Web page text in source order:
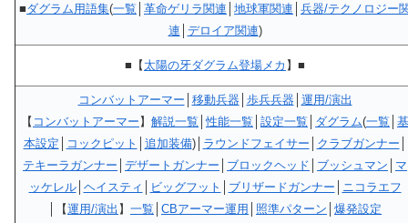
■ダグラム用語集(一覧 革命ゲリラ関連 地球軍関連 兵器/テクノロジー
連 デロイア関連)
■【太陽の牙ダグラム登場メカ 】■
コンバットアーマー 移動兵器 歩兵兵器 運用/演出
【 コンバットアーマー】 解説一覧 │性能一覧 設定一覧 ダグラム(一覧 基
本設定
コックピット 追加装備)│ ラウンドフェイサー クラブガンナー
テキーラガンナー デザートガンナー ブロックヘッド ブッシュマン
マ
ッケレル│ ヘイスティ ビッグフット ブリザードガンナー
ニコラエフ
│【運用/演出 】 一覧 CBアーマー運用 照準パターン 爆発設定